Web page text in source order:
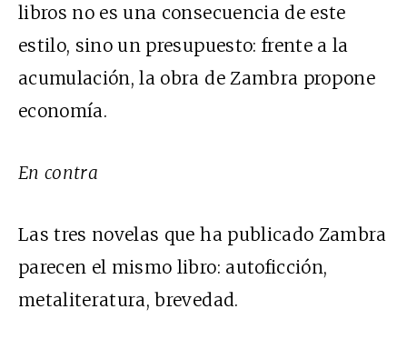
libros no es una consecuencia de este
estilo, sino un presupuesto: frente a la
acumulación, la obra de Zambra propone
economía.
En contra
Las tres novelas que ha publicado Zambra
parecen el mismo libro: autoficción,
metaliteratura, brevedad.